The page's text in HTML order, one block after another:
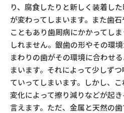
り、腐食したりと新しく装着し
が変わってしまいます。また歯
こともあり歯周病にかかってし
しれません。銀歯の形やその環
まわりの歯がその環境に合わせ
まいます。それによって少しず
ていってしまいます。しかし、
変化によって擦り減りなどが起
言えます。ただ、金属と天然の